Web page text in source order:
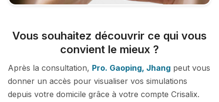
Vous souhaitez découvrir ce qui vous
convient le mieux ?
Après la consultation, Pro. Gaoping, Jhang peut vous
donner un accès pour visualiser vos simulations
depuis votre domicile grâce à votre compte Crisalix.